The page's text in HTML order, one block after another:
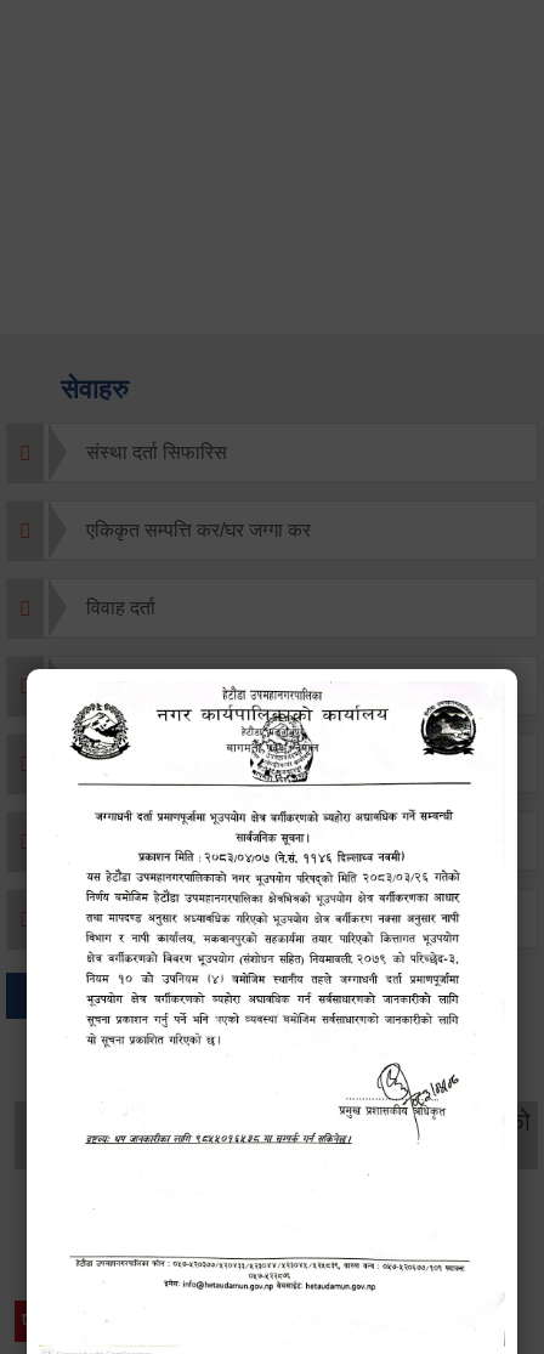
सेवाहरु
संस्था दर्ता सिफारिस
एकिकृत सम्पत्ति कर/घर जग्गा कर
विवाह दर्ता
बसाइ-सराई जाने/आउने दर्ता
जन्म दर्ता
सामाजिक सुरक्षा तथा
व्यक्तिगत घटना दर्ता
विकास
वातावरण
सूचनाको
विशेष विवरणहरु
प्रेस नोट